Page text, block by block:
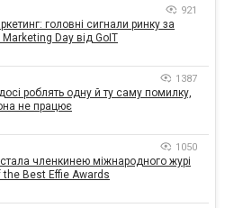
921
головні сигнали ринку за
Day від GoIT
1387
роблять одну й ту саму помилку,
не працює
1050
членкинею міжнародного журі
Best Effie Awards